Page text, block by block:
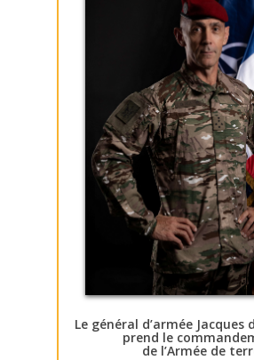
Le général d’armée Jacques
prend le
de l’Armée de